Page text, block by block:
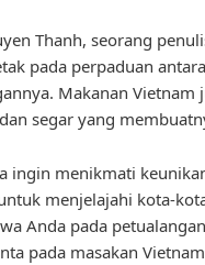
Thanh, seorang
pada perpaduan
Makanan
segar yang
ingin menikmati
menjelajahi kota-
Anda pada
pada masakan